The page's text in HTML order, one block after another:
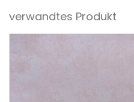
verwandtes Produkt